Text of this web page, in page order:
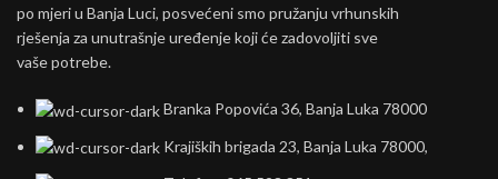
po mjeri u Banja Luci, posvećeni smo pružanju vrhunskih
rješenja za unutrašnje uređenje koji će zadovoljiti sve
vaše potrebe.
Branka Popovića 36, Banja Luka 78000
Krajiških brigada 23, Banja Luka 78000,